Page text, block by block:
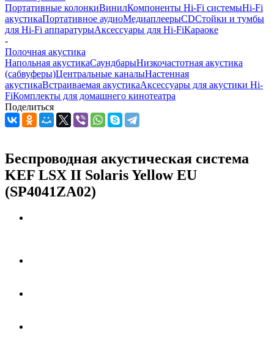
Портативные колонкиВинилКомпоненты Hi-Fi системыHi-Fi
акустикаПортативное аудиоМедиаплеерыCDСтойки и тумбы
для Hi-Fi аппаратурыАксессуары для Hi-FiКараоке
-
Полочная акустика
Напольная акустикаСаундбарыНизкочастотная акустика
(сабвуферы)Центральные каналыНастенная
акустикаВстраиваемая акустикаАксессуары для акустики Hi-
FiКомплекты для домашнего кинотеатра
Поделиться
Беспроводная акустическая система
KEF LSX II Solaris Yellow EU
(SP4041ZA02)